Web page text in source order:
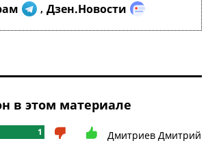
, Дзен.Новости
в этом материале
1 Дмитриев Дмитрий